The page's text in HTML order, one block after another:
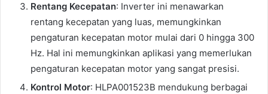
Rentang Kecepatan: Inverter ini menawarkan
rentang kecepatan yang luas, memungkinkan
pengaturan kecepatan motor mulai dari 0 hingga 300
Hz. Hal ini memungkinkan aplikasi yang memerlukan
pengaturan kecepatan motor yang sangat presisi.
Kontrol Motor: HLPA001523B mendukung berbagai